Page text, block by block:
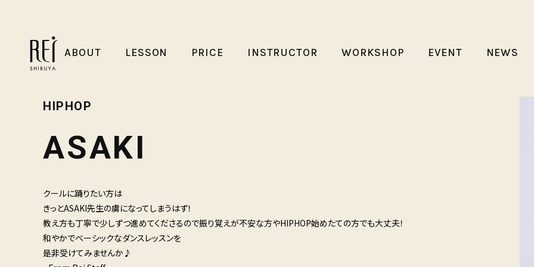
ABOUT LESSON PRICE INSTRUCTOR WORKSHOP EVENT NEWS
HIPHOP
ASAKI
クールに踊りたい方は
きっとASAKI先生の虜になってしまうはず！
教え方も丁寧で少しずつ進めてくださるので振り覚えが不安な方やHIPHOP始めたての方でも大丈夫！
和やかでベーシックなダンスレッスンを
是非受けてみませんか♪